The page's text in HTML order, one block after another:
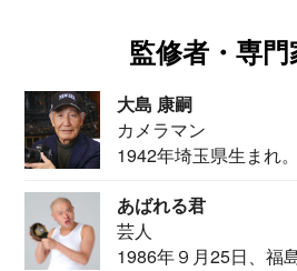
監修者・専
大島 康嗣
カメラマン
1942年埼玉県生まれ
あばれる君
芸人
1986年９月25日、福